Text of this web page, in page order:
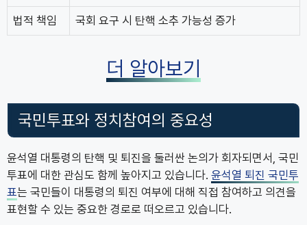
법적 책임 국회 요구 시 탄핵 소추 가능성 증가
더 알아보기
국민투표와 정치참여의 중요성
윤석열 대통령의 탄핵 및 퇴진을 둘러싼 논의가 회자되면서, 국민
투표에 대한 관심도 함께 높아지고 있습니다. 윤석열 퇴진 국민투
표는 국민들이 대통령의 퇴진 여부에 대해 직접 참여하고 의견을
표현할 수 있는 중요한 경로로 떠오르고 있습니다.